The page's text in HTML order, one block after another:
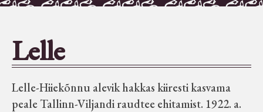
Seltsid-ühingud
Aiandus
Lelle
Lelle-Hiiekõnnu alevik hakkas kiiresti kasvama
peale Tallinn-Viljandi raudtee ehitamist. 1922. a.